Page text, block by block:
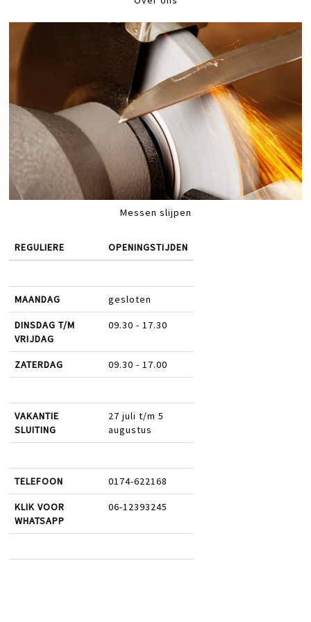
Messen slijpen
REGULIERE OPENINGSTIJDEN
MAANDAG gesloten
DINSDAG T/M
VRIJDAG
09.30 - 17.30
ZATERDAG 09.30 - 17.00
VAKANTIE
SLUITING
27 juli t/m 5
augustus
TELEFOON 0174-622168
KLIK VOOR
WHATSAPP
06-12393245